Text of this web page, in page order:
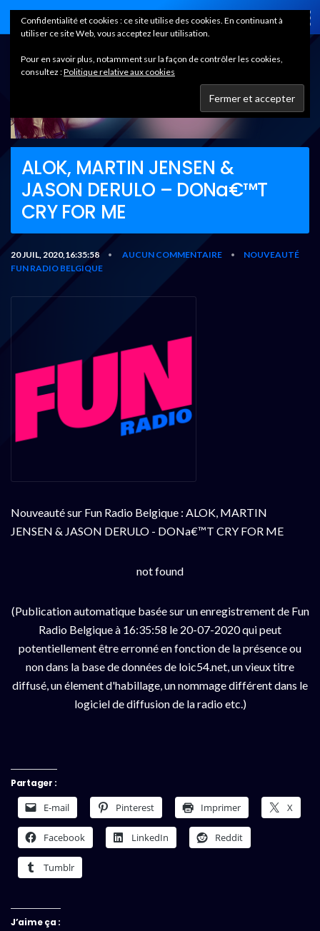
Home
ALOK, MARTIN JENSEN &
JASON DERULO – DONa€™T
CRY FOR ME
20 JUIL, 2020,16:35:58 • AUCUN COMMENTAIRE •
NOUVEAUTÉ
FUN RADIO BELGIQUE
Nouveauté sur Fun Radio Belgique : ALOK, MARTIN
JENSEN & JASON DERULO - DONa€™T CRY FOR ME
not found
(Publication automatique basée sur un enregistrement de Fun
Radio Belgique à 16:35:58 le 20-07-2020 qui peut
potentiellement être erronné en fonction de la présence ou
non dans la base de données de loic54.net, un vieux titre
diffusé, un élement d'habillage, un nommage différent dans le
logiciel de diffusion de la radio etc.)
Partager :
E-mail Pinterest Imprimer X
Facebook LinkedIn Reddit
Tumblr
J’aime ça :
Confidentialité et cookies : ce site utilise des cookies. En continuant à
utiliser ce site Web, vous acceptez leur utilisation.
Pour en savoir plus, notamment sur la façon de contrôler les cookies,
consultez :Politique relative aux cookies